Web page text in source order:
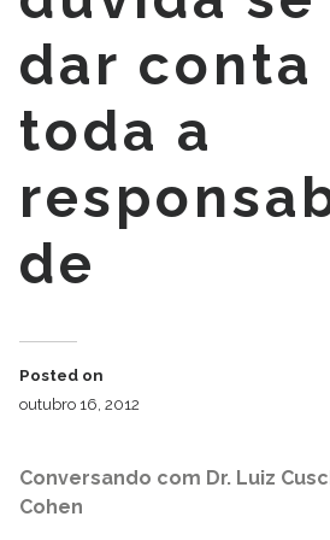
dar conta
toda a
de
Posted on
outubro 16, 2012
Conversando com Dr. Luiz
Cohen